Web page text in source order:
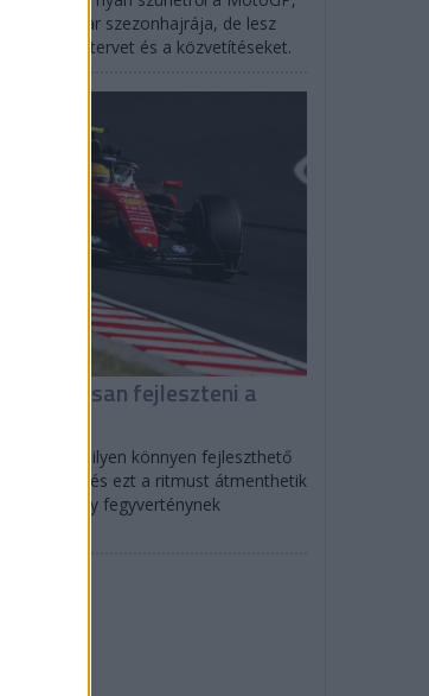
az IndyCar szezonhajrája, de lesz
az időtervet és a közvetítéseket.
fejleszteni a
direkt ilyen könnyen fejleszthető
Scuderia, és ezt a ritmust átmenthetik
nagyon nagy fegyverténynek